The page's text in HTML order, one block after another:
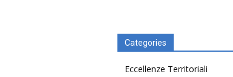
Categories
Eccellenze Territoriali